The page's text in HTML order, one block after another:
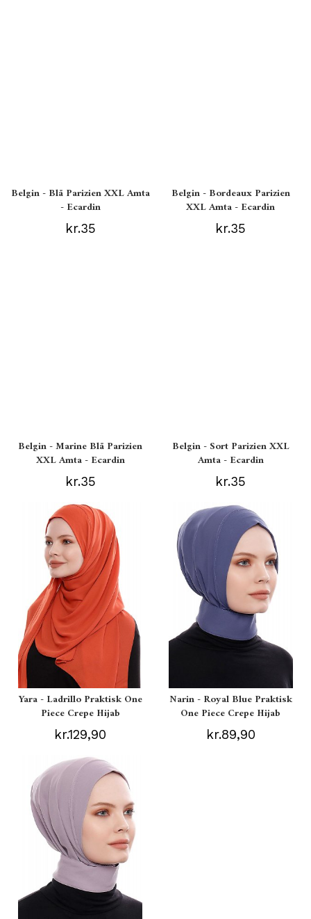
Belgin - Blå Parizien XXL Amta
- Ecardin
kr.35
Belgin - Bordeaux Parizien
XXL Amta - Ecardin
kr.35
Belgin - Marine Blå Parizien
XXL Amta - Ecardin
kr.35
Belgin - Sort Parizien XXL
Amta - Ecardin
kr.35
Yara - Ladrillo Praktisk One
Piece Crepe Hijab
kr.129,90
Narin - Royal Blue Praktisk
One Piece Crepe Hijab
kr.89,90